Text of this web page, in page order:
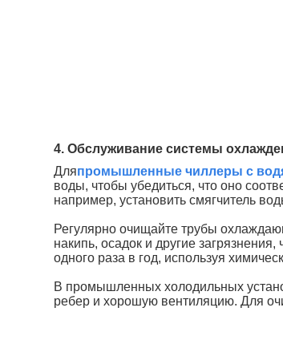
4. Обслуживание системы
Дляпромышленные чиллеры с
воды, чтобы убедиться, что оно
например, установить смягчитель
Регулярно очищайте трубы
накипь, осадок и другие
одного раза в год, используя
В промышленных холодильных
ребер и хорошую вентиляцию. Для